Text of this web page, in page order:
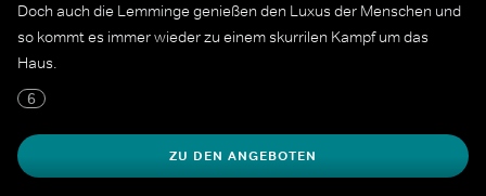
Doch auch die Lemminge genießen den Luxus der Menschen und
so kommt es immer wieder zu einem skurrilen Kampf um das
Haus.
6
ZU DEN ANGEBOTEN